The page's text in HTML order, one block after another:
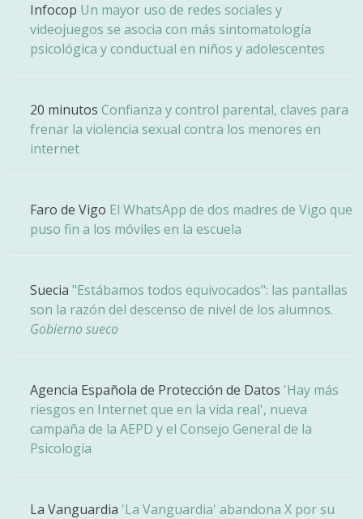
Infocop Un mayor uso de redes sociales y
videojuegos se asocia con más sintomatología
psicológica y conductual en niños y adolescentes
20 minutos Confianza y control parental, claves para
frenar la violencia sexual contra los menores en
internet
Faro de Vigo El WhatsApp de dos madres de Vigo que
puso fin a los móviles en la escuela
Suecia "Estábamos todos equivocados": las pantallas
son la razón del descenso de nivel de los alumnos.
Gobierno sueco
Agencia Española de Protección de Datos 'Hay más
riesgos en Internet que en la vida real', nueva
campaña de la AEPD y el Consejo General de la
Psicología
La Vanguardia 'La Vanguardia' abandona X por su